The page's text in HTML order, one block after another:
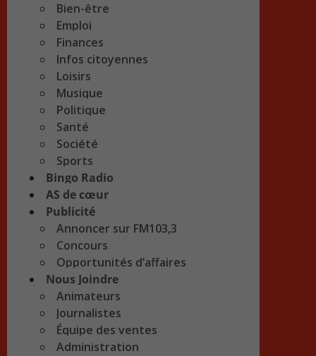
Bien-être
Emploi
Finances
Infos citoyennes
Loisirs
Musique
Politique
Santé
Société
Sports
Bingo Radio
AS de cœur
Publicité
Annoncer sur FM103,3
Concours
Opportunités d’affaires
Nous Joindre
Animateurs
Journalistes
Équipe des ventes
Administration